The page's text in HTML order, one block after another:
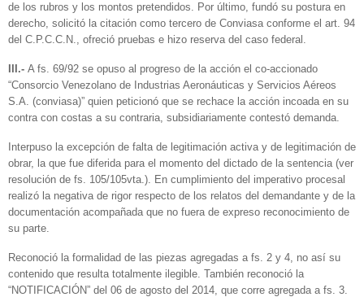
de los rubros y los montos pretendidos. Por último, fundó su postura en
derecho, solicitó la citación como tercero de Conviasa conforme el art. 94
del C.P.C.C.N., ofreció pruebas e hizo reserva del caso federal.
III.- A fs. 69/92 se opuso al progreso de la acción el co-accionado
“Consorcio Venezolano de Industrias Aeronáuticas y Servicios Aéreos
S.A. (conviasa)” quien peticionó que se rechace la acción incoada en su
contra con costas a su contraria, subsidiariamente contestó demanda.
Interpuso la excepción de falta de legitimación activa y de legitimación de
obrar, la que fue diferida para el momento del dictado de la sentencia (ver
resolución de fs. 105/105vta.). En cumplimiento del imperativo procesal
realizó la negativa de rigor respecto de los relatos del demandante y de la
documentación acompañada que no fuera de expreso reconocimiento de
su parte.
Reconoció la formalidad de las piezas agregadas a fs. 2 y 4, no así su
contenido que resulta totalmente ilegible. También reconoció la
“NOTIFICACIÓN” del 06 de agosto del 2014, que corre agregada a fs. 3.